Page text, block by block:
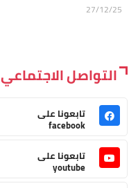
27/12/25
التواصل الاجتماعي
تابعونا على
facebook
تابعونا على
youtube